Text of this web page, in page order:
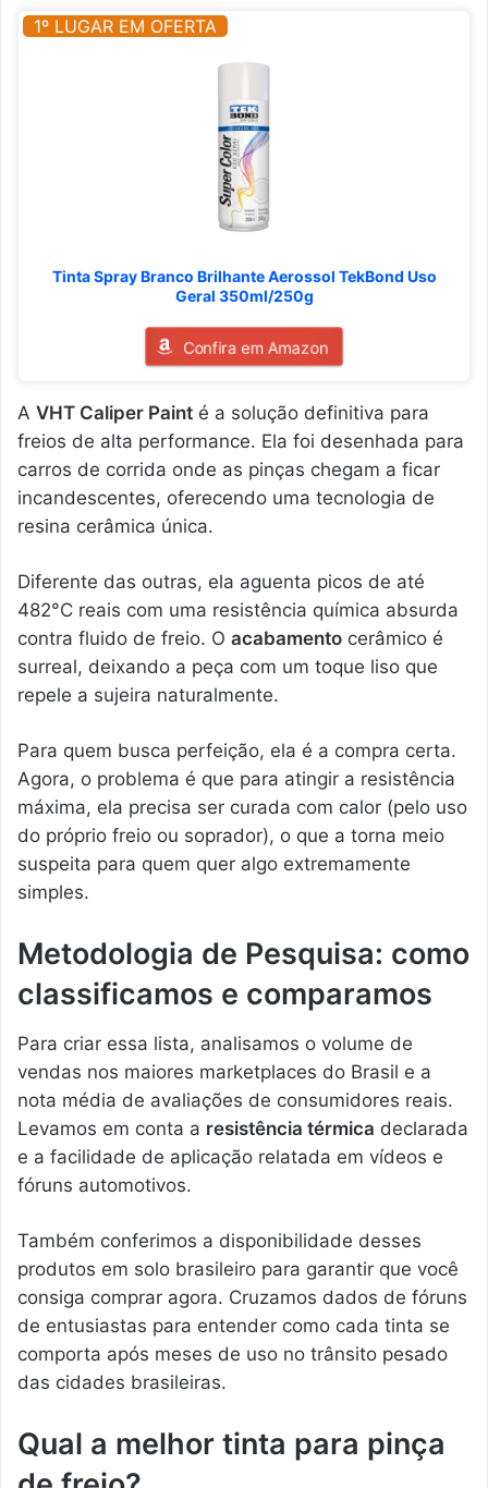
1º LUGAR EM OFERTA
Tinta Spray Branco Brilhante Aerossol TekBond Uso
Geral 350ml/250g
Confira em Amazon
A VHT Caliper Paint é a solução definitiva para
freios de alta performance. Ela foi desenhada para
carros de corrida onde as pinças chegam a ficar
incandescentes, oferecendo uma tecnologia de
resina cerâmica única.
Diferente das outras, ela aguenta picos de até
482°C reais com uma resistência química absurda
contra fluido de freio. O acabamento cerâmico é
surreal, deixando a peça com um toque liso que
repele a sujeira naturalmente.
Para quem busca perfeição, ela é a compra certa.
Agora, o problema é que para atingir a resistência
máxima, ela precisa ser curada com calor (pelo uso
do próprio freio ou soprador), o que a torna meio
suspeita para quem quer algo extremamente
simples.
Metodologia de Pesquisa: como
classificamos e comparamos
Para criar essa lista, analisamos o volume de
vendas nos maiores marketplaces do Brasil e a
nota média de avaliações de consumidores reais.
Levamos em conta a resistência térmica declarada
e a facilidade de aplicação relatada em vídeos e
fóruns automotivos.
Também conferimos a disponibilidade desses
produtos em solo brasileiro para garantir que você
consiga comprar agora. Cruzamos dados de fóruns
de entusiastas para entender como cada tinta se
comporta após meses de uso no trânsito pesado
das cidades brasileiras.
Qual a melhor tinta para pinça